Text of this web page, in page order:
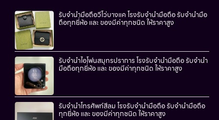
รับจำนำมือถือวีโว่บางแค โรงรับจำนำมือถือ รับจำนำมือ
ถือทุกยี่ห้อ และ ของมีค่าทุกชนิด ให้ราคาสูง
รับจำนำไอโฟนสมุทรปราการ โรงรับจำนำมือถือ รับจำนำ
มือถือทุกยี่ห้อ และ ของมีค่าทุกชนิด ให้ราคาสูง
รับจำนำโทรศัพท์สีลม โรงรับจำนำมือถือ รับจำนำมือถือ
ทุกยี่ห้อ และ ของมีค่าทุกชนิด ให้ราคาสูง